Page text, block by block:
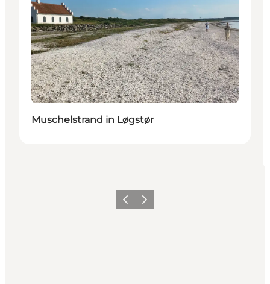
Muschelstrand in Løgstør
Vorherige Folie
Nächste Folie